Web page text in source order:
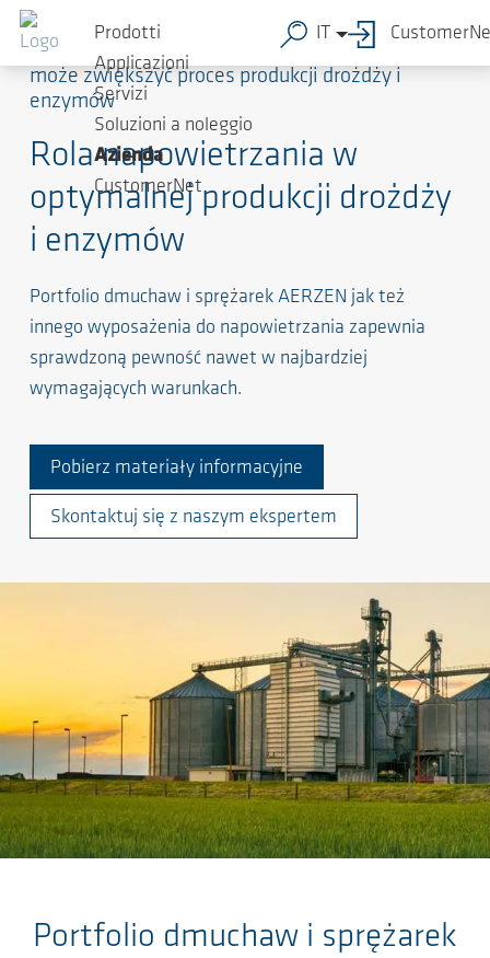
Instalacja najbardziej odpowiednich dmuchaw
może zwiększyć proces produkcji drożdży i
enzymów
Rola napowietrzania w
optymalnej produkcji drożdży
i enzymów
Portfolio dmuchaw i sprężarek AERZEN jak też
innego wyposażenia do napowietrzania zapewnia
sprawdzoną pewność nawet w najbardziej
wymagających warunkach.
Pobierz materiały informacyjne
Skontaktuj się z naszym ekspertem
Prodotti
Applicazioni
Servizi
Soluzioni a noleggio
Azienda
CustomerNet
IT
Portfolio dmuchaw i sprężarek